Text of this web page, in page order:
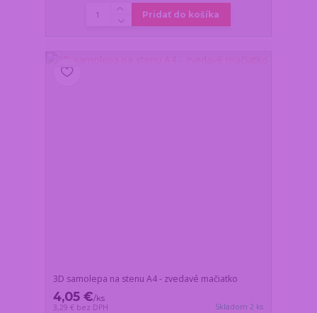
Pridať do košíka
3D samolepa na stenu A4 - zvedavé mačiatko
4,05 €/ks
3,29 € bez DPH Skladom 2 ks